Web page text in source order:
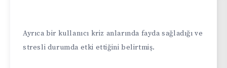
Ayrıca bir kullanıcı kriz anlarında fayda sağladığı ve
stresli durumda etki ettiğini belirtmiş.